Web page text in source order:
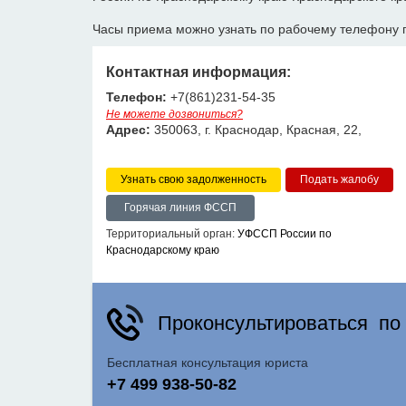
Часы приема можно узнать по рабочему телефону
Контактная информация:
Телефон: +7(861)231-54-35
Не можете дозвониться?
Адрес: 350063, г. Краснодар, Красная, 22,
Узнать свою задолженность
Горячая линия ФССП
Территориальный орган: УФССП России по
Краснодарскому краю